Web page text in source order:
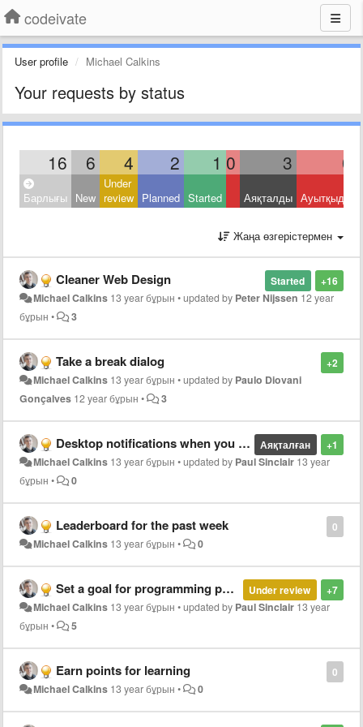
codeivate
User profile Michael Calkins
Your requests by status
16 6 4 2 1 0 3 0
Барлығы New
Under
review Planned Started Аяқталды Ауытқыды
Жаңа өзгерістермен
+16
Started
Cleaner Web Design
Michael Calkins 13 year бұрын •updated by Peter Nijssen 12 year
бұрын • 3
+2
Take a break dialog
Michael Calkins 13 year бұрын •updated by Paulo Diovani
Gonçalves 12 year бұрын • 3
+1
Аяқталған
Desktop notifications when you grow a level
Michael Calkins 13 year бұрын •updated by Paul Sinclair 13 year
бұрын • 0
0
Leaderboard for the past week
Michael Calkins 13 year бұрын • 0
+7
Under review
Set a goal for programming per day
Michael Calkins 13 year бұрын •updated by Paul Sinclair 13 year
бұрын • 5
0
Earn points for learning
Michael Calkins 13 year бұрын • 0